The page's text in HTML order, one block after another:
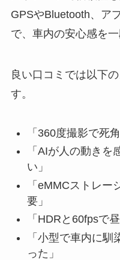
GPSやBluetooth、ア
で、車内の安心感を
良い口コミでは以下
す。
「360度撮影で死
「AIが人の動き
い」
「eMMCストレー
要」
「HDRと60fpsで
「小型で車内に
った」